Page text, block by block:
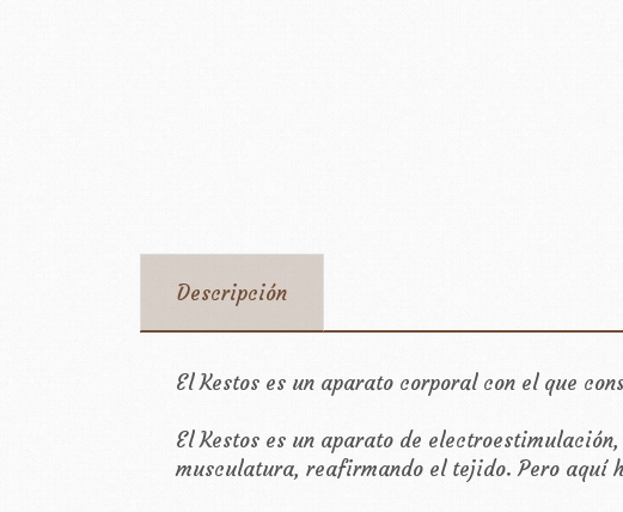
Descripción
El Kestos es un aparato corporal con el que
El Kestos es un aparato de
musculatura, reafirmando el tejido. Pero aquí